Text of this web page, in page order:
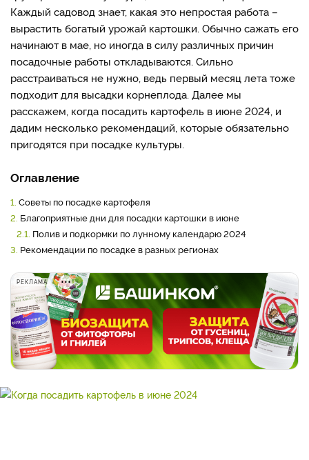
Каждый садовод знает, какая это непростая работа –
вырастить богатый урожай картошки. Обычно сажать его
начинают в мае, но иногда в силу различных причин
посадочные работы откладываются. Сильно
расстраиваться не нужно, ведь первый месяц лета тоже
подходит для высадки корнеплода. Далее мы
расскажем, когда посадить картофель в июне 2024, и
дадим несколько рекомендаций, которые обязательно
пригодятся при посадке культуры.
Оглавление
1. Советы по посадке картофеля
2. Благоприятные дни для посадки картошки в июне
2.1. Полив и подкормки по лунному календарю 2024
3. Рекомендации по посадке в разных регионах
РЕКЛАМА